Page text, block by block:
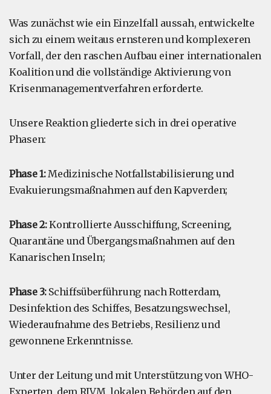
Was zunächst wie ein Einzelfall aussah, entwickelte
sich zu einem weitaus ernsteren und komplexeren
Vorfall, der den raschen Aufbau einer internationalen
Koalition und die vollständige Aktivierung von
Krisenmanagementverfahren erforderte.
Unsere Reaktion gliederte sich in drei operative
Phasen:
Phase 1:Medizinische Notfallstabilisierung und
Evakuierungsmaßnahmen auf den Kapverden;
Phase 2:Kontrollierte Ausschiffung, Screening,
Quarantäne und Übergangsmaßnahmen auf den
Kanarischen Inseln;
Phase 3:Schiffsüberführung nach Rotterdam,
Desinfektion des Schiffes, Besatzungswechsel,
Wiederaufnahme des Betriebs, Resilienz und
gewonnene Erkenntnisse.
Unter der Leitung und mit Unterstützung von WHO-
Experten, dem RIVM, lokalen Behörden auf den